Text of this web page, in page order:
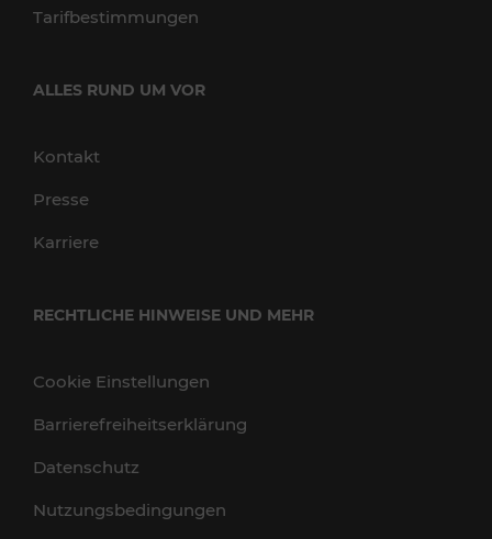
Tarifbestimmungen
ALLES RUND UM VOR
Kontakt
Presse
Karriere
RECHTLICHE HINWEISE UND MEHR
Cookie Einstellungen
Barrierefreiheitserklärung
Datenschutz
Nutzungsbedingungen